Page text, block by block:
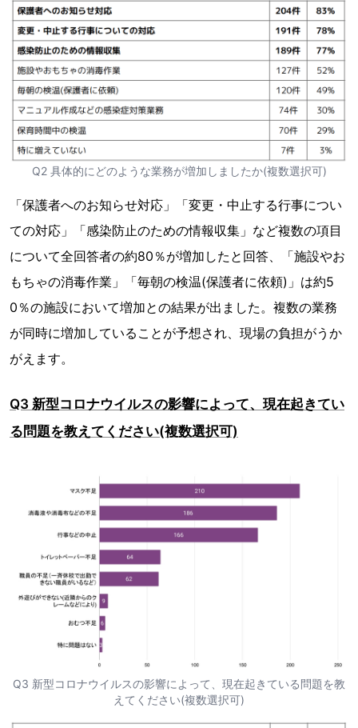
Q2 具体的にどのような業務が増加しましたか(複数選択可)
「保護者へのお知らせ対応」「変更・中止する行事につい
ての対応」「感染防止のための情報収集」など複数の項目
について全回答者の約80％が増加したと回答、「施設やお
もちゃの消毒作業」「毎朝の検温(保護者に依頼)」は約5
0％の施設において増加との結果が出ました。複数の業務
が同時に増加していることが予想され、現場の負担がうか
がえます。
Q3 新型コロナウイルスの影響によって、現在起きてい
る問題を教えてください(複数選択可)
Q3 新型コロナウイルスの影響によって、現在起きている問題を教
えてください(複数選択可)